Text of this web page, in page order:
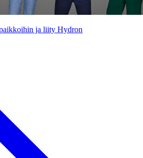
ja liity Hydron